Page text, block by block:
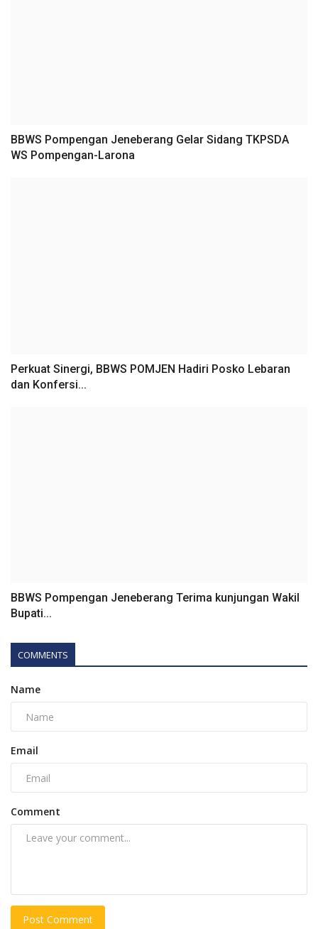
BBWS Pompengan Jeneberang Gelar Sidang TKPSDA
WS Pompengan-Larona
Perkuat Sinergi, BBWS POMJEN Hadiri Posko Lebaran
dan Konfersi...
BBWS Pompengan Jeneberang Terima kunjungan Wakil
Bupati...
COMMENTS
Name
Email
Comment
Post Comment